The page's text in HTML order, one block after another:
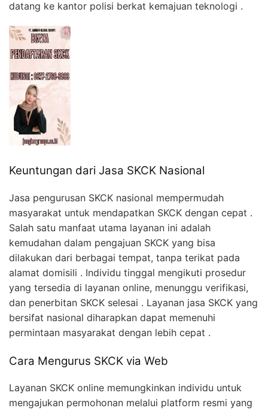
datang ke kantor polisi berkat kemajuan teknologi .
Keuntungan dari Jasa SKCK Nasional
Jasa pengurusan SKCK nasional mempermudah
masyarakat untuk mendapatkan SKCK dengan cepat .
Salah satu manfaat utama layanan ini adalah
kemudahan dalam pengajuan SKCK yang bisa
dilakukan dari berbagai tempat, tanpa terikat pada
alamat domisili . Individu tinggal mengikuti prosedur
yang tersedia di layanan online, menunggu verifikasi,
dan penerbitan SKCK selesai . Layanan jasa SKCK yang
bersifat nasional diharapkan dapat memenuhi
permintaan masyarakat dengan lebih cepat .
Cara Mengurus SKCK via Web
Layanan SKCK online memungkinkan individu untuk
mengajukan permohonan melalui platform resmi yang